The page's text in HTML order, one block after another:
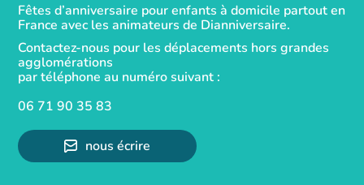
Fêtes d’anniversaire pour enfants à domicile partout en
France avec les animateurs de Dianniversaire.
Contactez-nous pour les déplacements hors grandes
agglomérations
par téléphone au numéro suivant :
06 71 90 35 83
nous écrire